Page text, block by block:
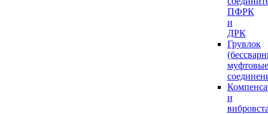
ПФРК
и
ДРК
Грувлок
муфтовые
и